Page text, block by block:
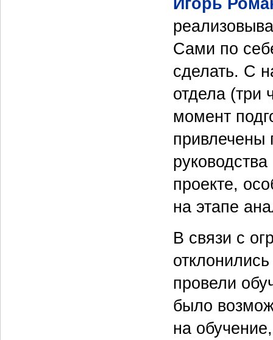
Сами по
сделать. С
отдела (три
момент
привлечены
проекте,
на этапе
В связи с
провели
было
на